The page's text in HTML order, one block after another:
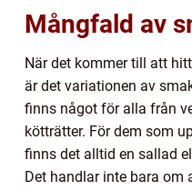
Mångfald av
När det kommer till att
är det variationen av
finns något för alla från
kötträtter. För dem som
finns det alltid en sallad
Det handlar inte bara